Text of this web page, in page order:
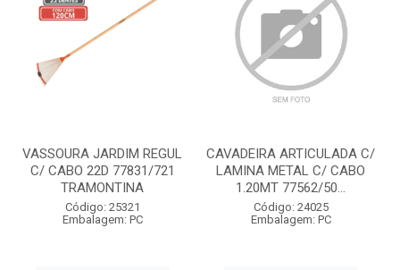
VASSOURA JARDIM REGUL
C/ CABO 22D 77831/721
TRAMONTINA
Código: 25321
Embalagem: PC
CAVADEIRA ARTICULADA C/
LAMINA METAL C/ CABO
1.20MT 77562/50...
Código: 24025
Embalagem: PC